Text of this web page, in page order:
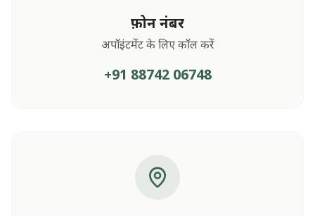
फ़ोन नंबर
अपॉइंटमेंट के लिए कॉल करें
+91 88742 06748